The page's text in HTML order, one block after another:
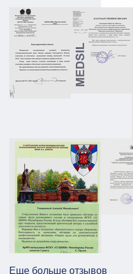
Плана охраны
АТЗ Паспорт АТЗ
Постановление
01.03.2026
ПЛДЧС для ООО
Паспорт
НПП в г. Москва
АТЗ Паспорт АТЗ
Постановление
26.12.2025
Еще больше отзывов